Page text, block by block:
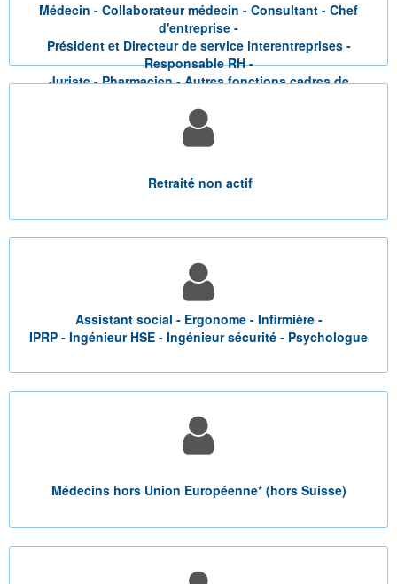
Médecin - Collaborateur médecin - Consultant - Chef
d'entreprise -
Président et Directeur de service interentreprises -
Responsable RH -
Juriste - Pharmacien - Autres fonctions cadres de
Retraité non actif
Assistant social - Ergonome - Infirmière -
IPRP - Ingénieur HSE - Ingénieur sécurité - Psychologue
Médecins hors Union Européenne* (hors Suisse)